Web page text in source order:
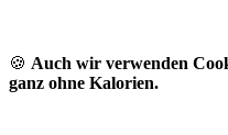
🍪 Auch wir verwenden
ganz ohne Kalorien.